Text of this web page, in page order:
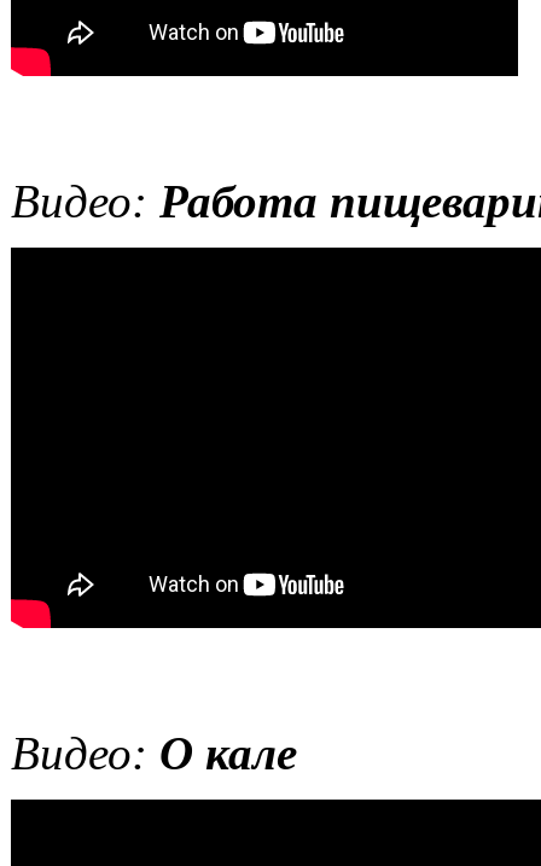
Видео: Работа
Видео: О кале